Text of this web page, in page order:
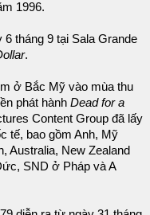
1996.
6 tháng 9 tại Sala Grande
.
ở Bắc Mỹ vào mùa thu
phát hành Dead for a
Content Group đã lấy
tế, bao gồm Anh, Mỹ
Australia, New Zealand
SND ở Pháp và A